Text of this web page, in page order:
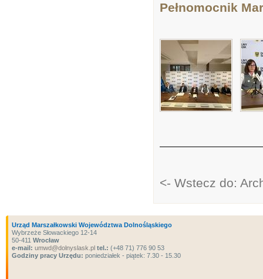
Pełnomocnik
<- Wstecz do:
Urząd Marszałkowski Województwa Dolnośląskiego
Wybrzeże Słowackiego 12-14
50-411 Wrocław
e-mail: umwd@dolnyslask.pl tel.: (+48 71) 776 90 53
Godziny pracy Urzędu: poniedziałek - piątek: 7.30 - 15.30